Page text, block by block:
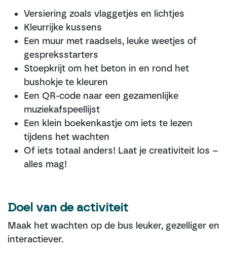
Versiering zoals vlaggetjes en lichtjes
Kleurrijke kussens
Een muur met raadsels, leuke weetjes of
gespreksstarters
Stoepkrijt om het beton in en rond het
bushokje te kleuren
Een QR-code naar een gezamenlijke
muziekafspeellijst
Een klein boekenkastje om iets te lezen
tijdens het wachten
Of iets totaal anders! Laat je creativiteit los –
alles mag!
Doel van de ac​t​iviteit
Maak het wachten op de bus leuker, gezelliger en
interactiever.